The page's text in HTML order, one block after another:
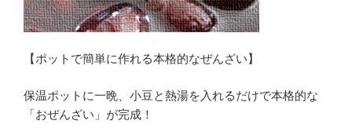
と
甘
の
る
【ポットで簡単に作れる本格的なぜんざい】
保温ポットに一晩、小豆と熱湯を入れるだけで本格的な
「おぜんざい」が完成！